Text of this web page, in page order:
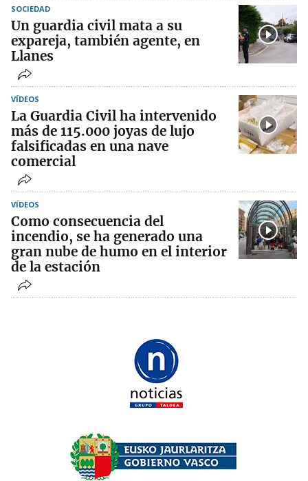
SOCIEDAD
Un guardia civil mata a su
expareja, también agente, en
Llanes
VÍDEOS
La Guardia Civil ha intervenido
más de 115.000 joyas de lujo
falsificadas en una nave
comercial
VÍDEOS
Como consecuencia del
incendio, se ha generado una
gran nube de humo en el interior
de la estación